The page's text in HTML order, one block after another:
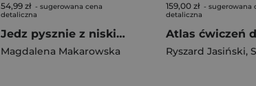
54,99 zł - sugerowana cena
detaliczna
Jedz pysznie z niskim indeksem glikemicznym wyd. 3
Magdalena Makarowska
159,00 zł - sugerowana
detaliczna
Ryszard Jasiński,